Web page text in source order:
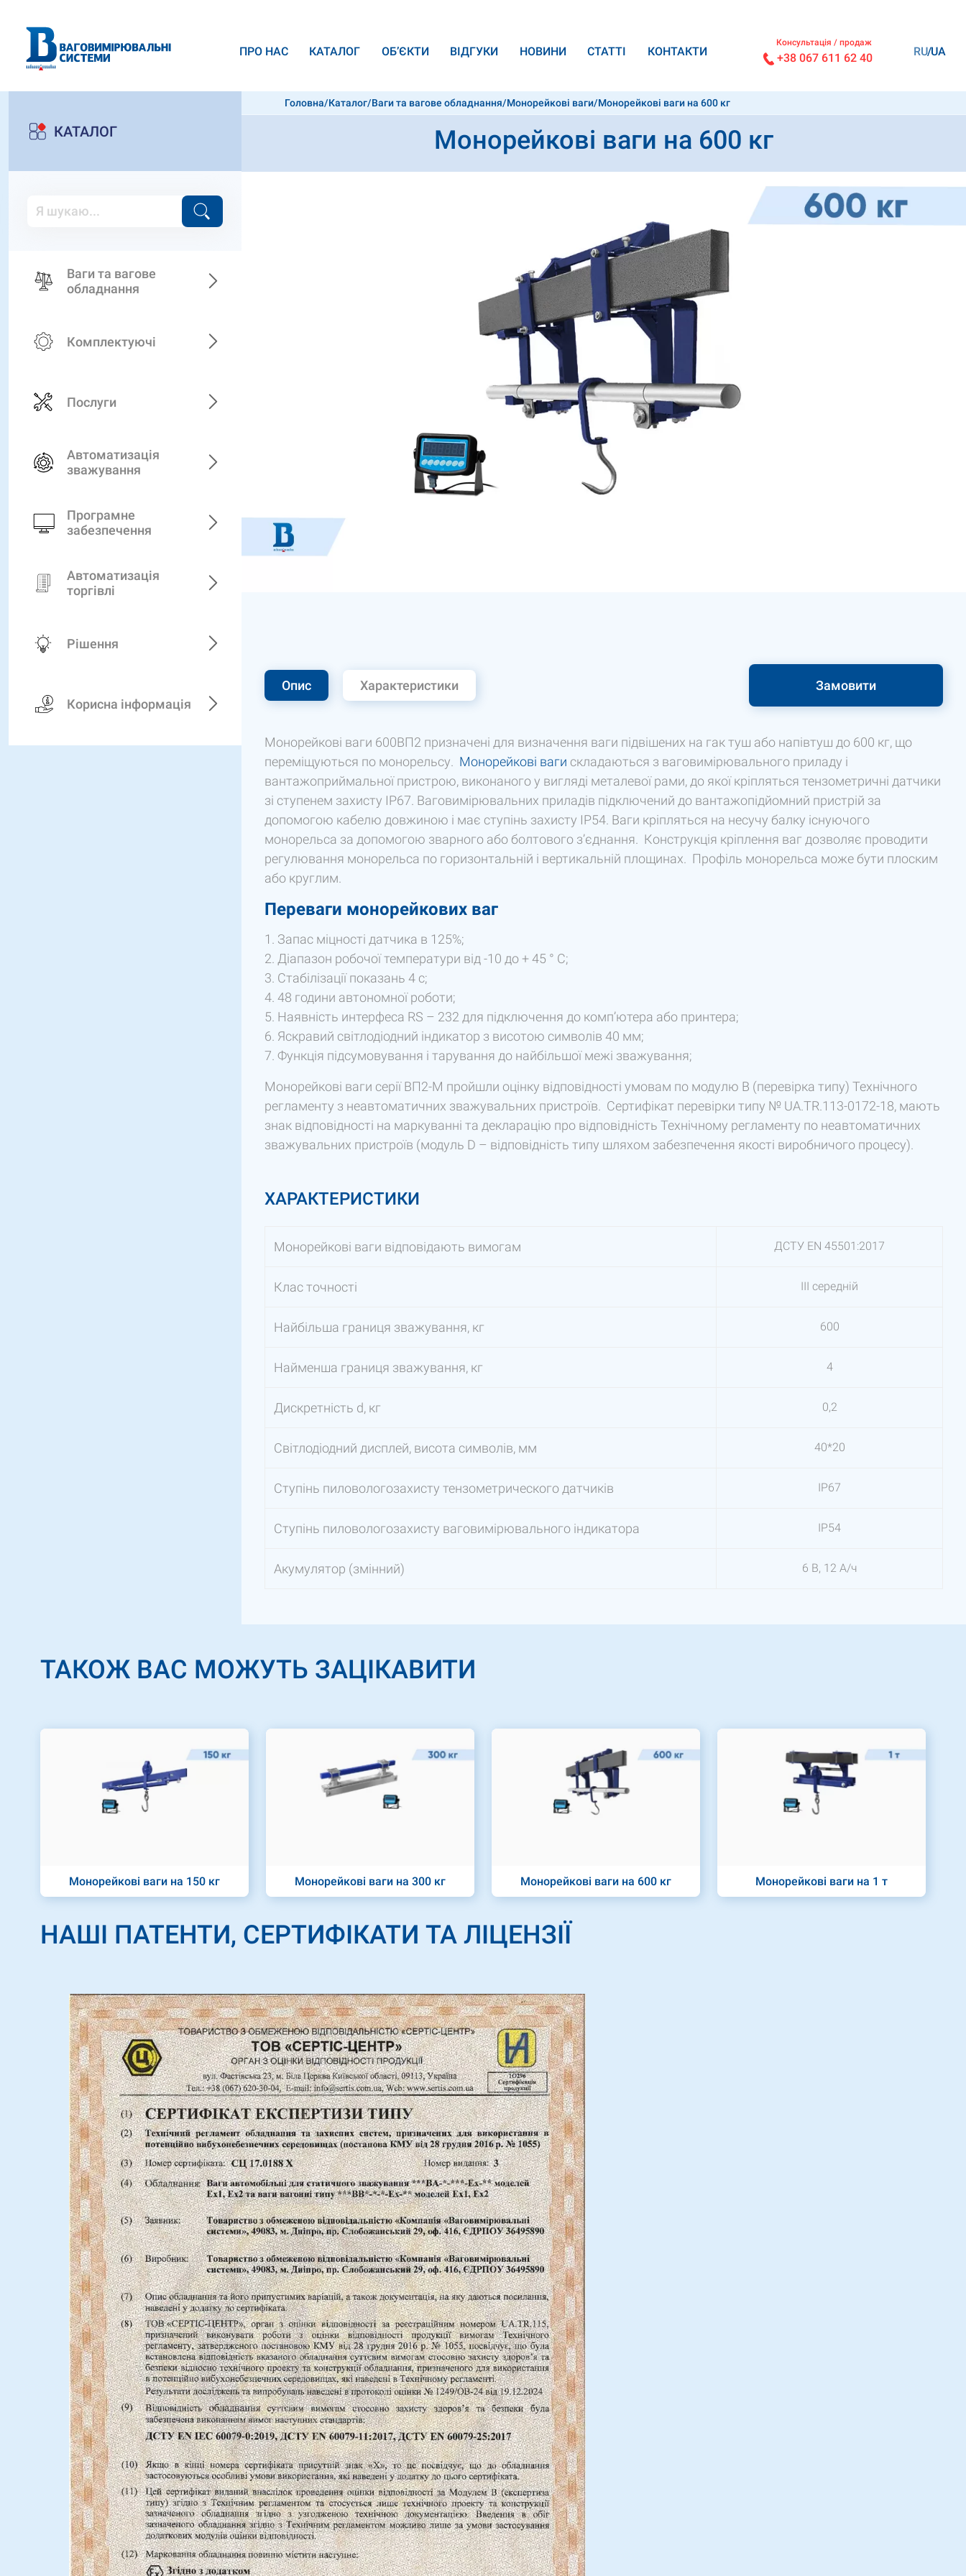
ПРО НАС КАТАЛОГ ОБ’ЄКТИ ВІДГУКИ НОВИНИ СТАТТІ КОНТАКТИ
Консультація / продаж
+38 067 611 62 40 RU UA
КАТАЛОГ
Ваги та вагове
обладнання
Комплектуючі
Послуги
Автоматизація
зважування
Програмне
забезпечення
Автоматизація
торгівлі
Рішення
Корисна інформація
Головна/Каталог/Ваги та вагове обладнання/Монорейкові ваги/Монорейкові ваги на 600 кг
Монорейкові ваги на 600 кг
Опис Характеристики Замовити
Монорейкові ваги 600ВП2 призначені для визначення ваги підвішених на гак туш або напівтуш до 600 кг, що
переміщуються по монорельсу. Монорейкові ваги складаються з ваговимірювального приладу і
вантажоприймальної пристрою, виконаного у вигляді металевої рами, до якої кріпляться тензометричні датчики
зі ступенем захисту IP67. Ваговимірювальних приладів підключений до вантажопідйомний пристрій за
допомогою кабелю довжиною і має ступінь захисту IP54. Ваги кріпляться на несучу балку існуючого
монорельса за допомогою зварного або болтового з’єднання. Конструкція кріплення ваг дозволяє проводити
регулювання монорельса по горизонтальній і вертикальній площинах. Профіль монорельса може бути плоским
або круглим.
Переваги монорейкових ваг
Запас міцності датчика в 125%;
Діапазон робочої температури від -10 до + 45 ° С;
Стабілізації показань 4 с;
48 години автономної роботи;
Наявність интерфеса RS – 232 для підключення до комп’ютера або принтера;
Яскравий світлодіодний індикатор з висотою символів 40 мм;
Функція підсумовування і тарування до найбільшої межі зважування;
Монорейкові ваги серії ВП2-М пройшли оцінку відповідності умовам по модулю В (перевірка типу) Технічного
регламенту з неавтоматичних зважувальних пристроїв. Сертифікат перевірки типу № UA.TR.113-0172-18, мають
знак відповідності на маркуванні та декларацію про відповідність Технічному регламенту по неавтоматичних
зважувальних пристроїв (модуль D – відповідність типу шляхом забезпечення якості виробничого процесу).
ХАРАКТЕРИСТИКИ
Монорейкові ваги відповідають вимогам ДСТУ EN 45501:2017
Клас точності III середній
Найбільша границя зважування, кг 600
Найменша границя зважування, кг 4
Дискретність d, кг 0,2
Світлодіодний дисплей, висота символів, мм 40*20
Ступінь пиловологозахисту тензометрического датчиків IP67
Ступінь пиловологозахисту ваговимірювального індикатора IP54
Акумулятор (змінний) 6 В, 12 А/ч
ТАКОЖ ВАС МОЖУТЬ ЗАЦІКАВИТИ
Монорейкові ваги на 150 кг Монорейкові ваги на 300 кг Монорейкові ваги на 600 кг Монорейкові ваги на 1 т
НАШІ ПАТЕНТИ, СЕРТИФІКАТИ ТА ЛІЦЕНЗІЇ